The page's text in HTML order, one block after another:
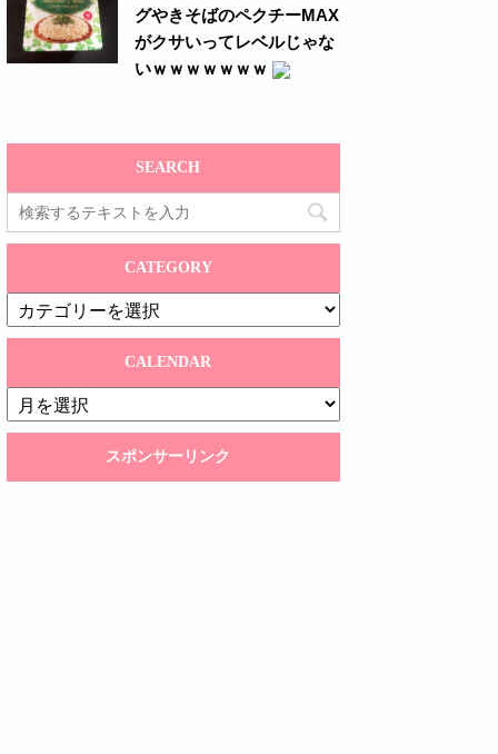
グやきそばのペクチーMAX
がクサいってレベルじゃな
いｗｗｗｗｗｗｗ
SEARCH
CATEGORY
CATEGORY
CALENDAR
CALENDAR
スポンサーリンク